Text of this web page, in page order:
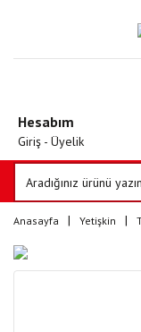
Hesabım
Giriş - Üyelik
Anasayfa Yetişkin